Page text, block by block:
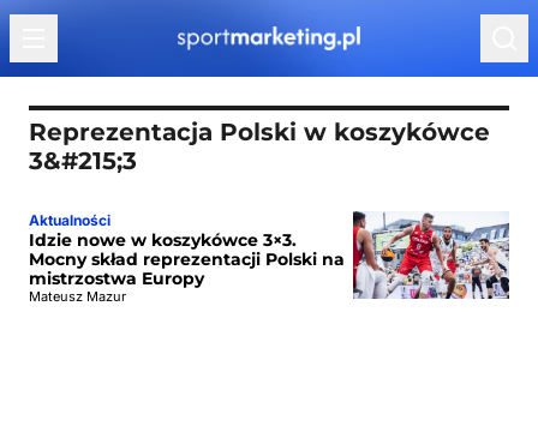
Przejdź do treści
Reprezentacja Polski w koszykówce
3&#215;3
Aktualności
Idzie nowe w koszykówce 3×3.
Mocny skład reprezentacji Polski na
mistrzostwa Europy
Mateusz Mazur